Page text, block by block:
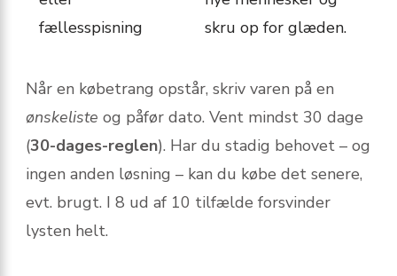
fællesspisning
skru op for glæden.
Når en købetrang opstår, skriv varen på en
ønskeliste og påfør dato. Vent mindst 30 dage
(30-dages-reglen). Har du stadig behovet – og
ingen anden løsning – kan du købe det senere,
evt. brugt. I 8 ud af 10 tilfælde forsvinder
lysten helt.